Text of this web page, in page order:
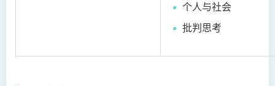
个人与社会
批判思考